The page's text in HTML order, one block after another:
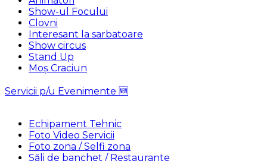
Show-ul Focului
Clovni
Interesant la sarbatoare
Show circus
Stand Up
Moș Craciun
Servicii p/u Evenimente 🆕
Echipament Tehnic
Foto Video Servicii
Foto zona / Selfi zona
Săli de banchet / Restaurante